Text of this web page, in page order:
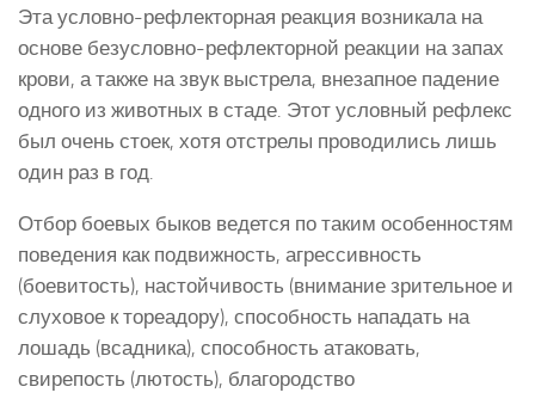
Эта условно-рефлекторная реакция возникала на
основе безусловно-рефлекторной реакции на запах
крови, а также на звук выстрела, внезапное падение
одного из животных в стаде. Этот условный рефлекс
был очень стоек, хотя отстрелы проводились лишь
один раз в год.
Отбор боевых быков ведется по таким особенностям
поведения как подвижность, агрессивность
(боевитость), настойчивость (внимание зрительное и
слуховое к тореадору), способность нападать на
лошадь (всадника), способность атаковать,
свирепость (лютость), благородство